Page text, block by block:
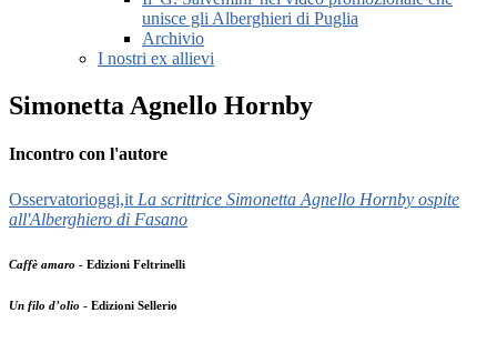
unisce gli Alberghieri di Puglia
Archivio
I nostri ex allievi
Simonetta Agnello Hornby
Incontro con l'autore
Osservatorioggi,it La scrittrice Simonetta Agnello Hornby ospite
all'Alberghiero di Fasano
Caffè amaro - Edizioni Feltrinelli
Un filo d’olio - Edizioni Sellerio